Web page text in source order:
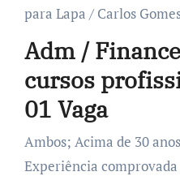
para Lapa / Carlos
Adm /
cursos
01 Vaga
Ambos; Acima de 30
Experiência